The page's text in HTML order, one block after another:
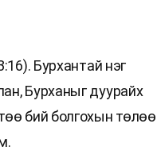
Бурхантай нэг
Бурханыг дуурайх
бий болгохын төлөө